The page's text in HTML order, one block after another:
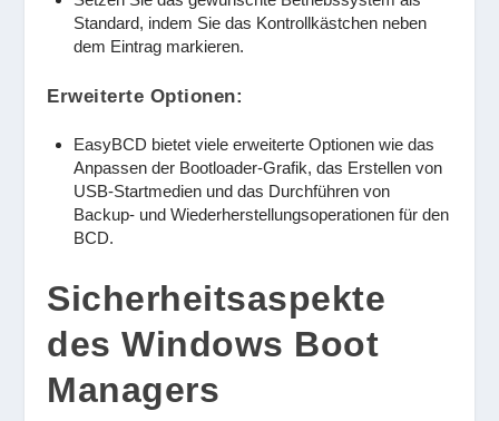
Standard, indem Sie das Kontrollkästchen neben
dem Eintrag markieren.
Erweiterte Optionen:
EasyBCD bietet viele erweiterte Optionen wie das
Anpassen der Bootloader-Grafik, das Erstellen von
USB-Startmedien und das Durchführen von
Backup- und Wiederherstellungsoperationen für den
BCD.
Sicherheitsaspekte
des Windows Boot
Managers